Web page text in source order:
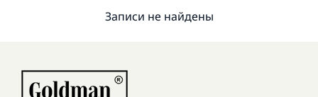
Записи не найдены